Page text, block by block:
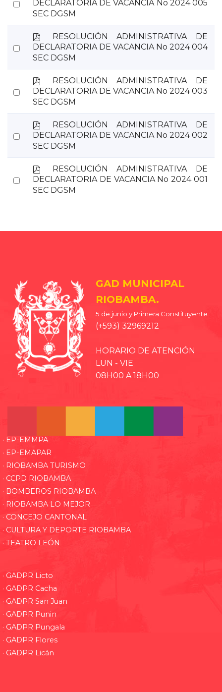
Select
f
DECLARATORIA DE VACANCIA No 2024 005
SEC DGSM
Select
p
d
f
RESOLUCIÓN ADMINISTRATIVA DE
DECLARATORIA DE VACANCIA No 2024 004
SEC DGSM
Select
p
d
f
RESOLUCIÓN ADMINISTRATIVA DE
DECLARATORIA DE VACANCIA No 2024 003
SEC DGSM
Select
p
d
f
RESOLUCIÓN ADMINISTRATIVA DE
DECLARATORIA DE VACANCIA No 2024 002
SEC DGSM
Select
p
d
f
RESOLUCIÓN ADMINISTRATIVA DE
DECLARATORIA DE VACANCIA No 2024 001
SEC DGSM
GAD MUNICIPAL
RIOBAMBA.
5 de junio y Primera Constituyente.
(+593) 32969212
HORARIO DE ATENCIÓN
LUN - VIE
08H00 A 18H00
· EP-EMMPA
· EP-EMAPAR
· RIOBAMBA TURISMO
· CCPD RIOBAMBA
· BOMBEROS RIOBAMBA
· RIOBAMBA LO MEJOR
· CONCEJO CANTONAL
· CULTURA Y DEPORTE RIOBAMBA
· TEATRO LEÓN
· GADPR Licto
· GADPR Cacha
· GADPR San Juan
· GADPR Punin
· GADPR Pungala
· GADPR Flores
· GADPR Licán